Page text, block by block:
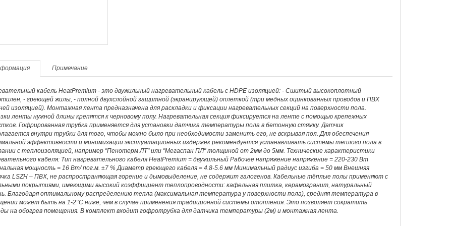
Примечание
кабель HeatPremium - это двужильный нагревательный кабель с HDPE изоляцией: - Сшитый высокоплотный
- греющей жилы, - полной двухслойной защитной (экранирующей) оплеткой (три медных оцинкованных проводов и ПВХ
изоляцией). Монтажная лента предназначена для раскладки и фиксации нагревательных секций на поверхности пола.
ленты нужной длины крепятся к черновому полу. Нагревательная секция фиксируется на ленте с помощью крепежных
Гофрированная трубка применяется для установки датчика температуры пола в бетонную стяжку. Датчик
внутри трубки для того, чтобы можно было при необходимости заменить его, не вскрывая пол. Для обеспечения
эффективности и минимизации эксплуатационных издержек рекомендуется устанавливать системы теплого пола в
с теплоизоляцией, например "Пенотерм ЛТ" или "Мегаспан ПЛ" толщиной от 2мм до 5мм. Технические характеристики
кабеля: Тип нагревательного кабеля HeatPremium = двужильный Рабочее напряжение напряжение = 220-230 Вт
мощность = 16 Вт/ пог.м. ±7 % Диаметр греющего кабеля = 4.8-5.6 мм Минимальный радиус изгиба = 50 мм Внешняя
LSZH – ПВХ, не распространяющая горение и дымовыделение, не содержит галогенов. Кабельные тёплые полы применяют с
покрытиями, имеющими высокий коэффициент теплопроводности: кафельная плитка, керамогранит, натуральный
Благодаря оптимальному распределению тепла (максимальная температура у поверхности пола), средняя температура в
может быть на 1-2°С ниже, чем в случае применения традиционной системы отопления. Это позволяет сократить
на обогрев помещения. В комплект входит гофротрубка для датчика температуры (2м) и монтажная лента.